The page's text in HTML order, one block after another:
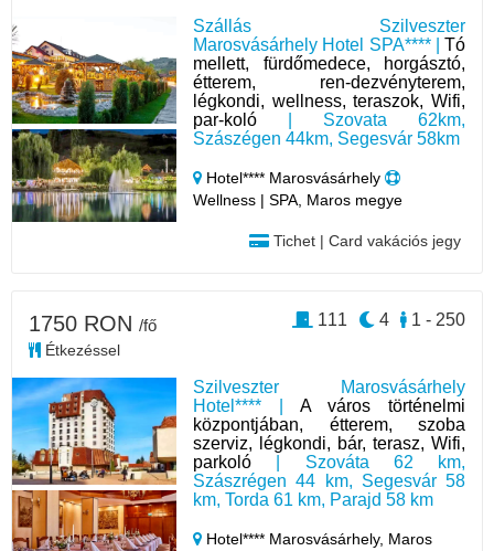
Szállás Szilveszter
Marosvásárhely Hotel SPA**** | Tó
mellett, fürdőmedece, horgásztó,
étterem, ren-dezvényterem,
légkondi, wellness, teraszok, Wifi,
par-koló | Szovata 62km,
Szászégen 44km, Segesvár 58km
Hotel**** Marosvásárhely
Wellness | SPA, Maros megye
Tichet | Card vakációs jegy
Szilveszter Marosvásárhely
Hotel**** | A város történelmi
központjában, étterem, szoba
szerviz, légkondi, bár, terasz, Wifi,
parkoló | Szováta 62 km,
Szászrégen 44 km, Segesvár 58
km, Torda 61 km, Parajd 58 km
Hotel**** Marosvásárhely, Maros
1750 RON /fő
Étkezéssel
1 - 250
4
111